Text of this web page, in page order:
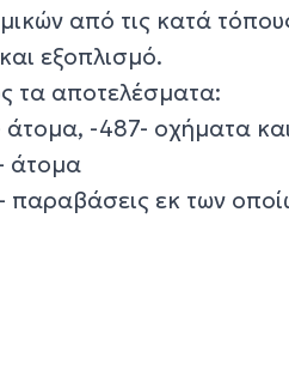
από τις κατά
εξοπλισμό.
τα αποτελέσματα:
άτομα, -487- οχήματα
άτομα
παραβάσεις εκ των